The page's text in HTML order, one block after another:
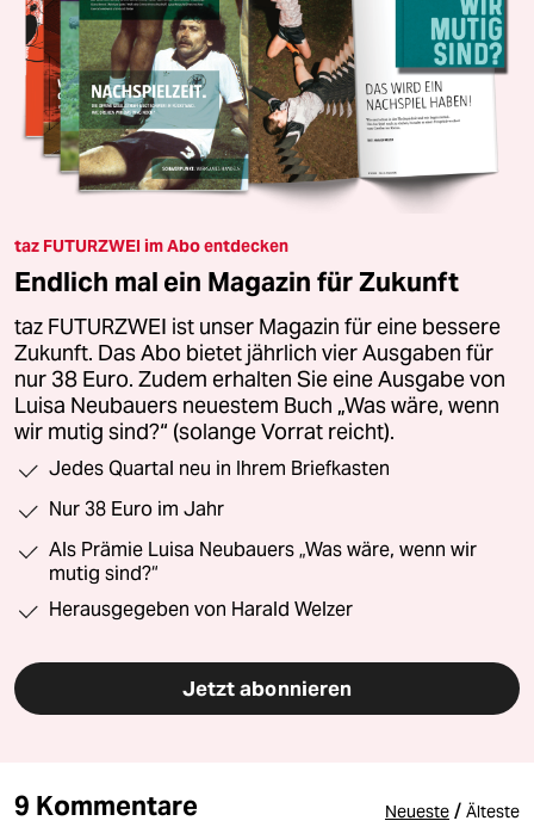
taz FUTURZWEI im Abo entdecken
Endlich mal ein Magazin für Zukunft
taz FUTURZWEI ist unser Magazin für eine bessere
Zukunft. Das Abo bietet jährlich vier Ausgaben für
nur 38 Euro. Zudem erhalten Sie eine Ausgabe von
Luisa Neubauers neuestem Buch „Was wäre, wenn
wir mutig sind?“ (solange Vorrat reicht).
Jedes Quartal neu in Ihrem Briefkasten
Nur 38 Euro im Jahr
Als Prämie Luisa Neubauers „Was wäre, wenn wir
mutig sind?“
Herausgegeben von Harald Welzer
Jetzt abonnieren
9 Kommentare Neueste / Älteste